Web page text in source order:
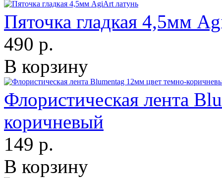
Пяточка гладкая 4,5мм
490 р.
В корзину
Флористическая лента
коричневый
149 р.
В корзину